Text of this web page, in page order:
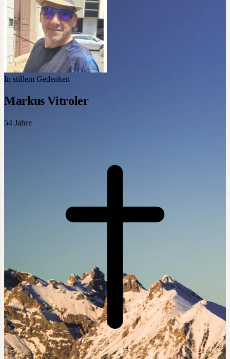
In stillem Gedenken
Markus Vitroler
54 Jahre